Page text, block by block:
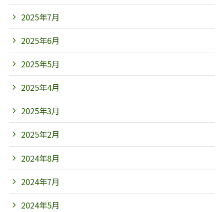
2025年7月
2025年6月
2025年5月
2025年4月
2025年3月
2025年2月
2024年8月
2024年7月
2024年5月